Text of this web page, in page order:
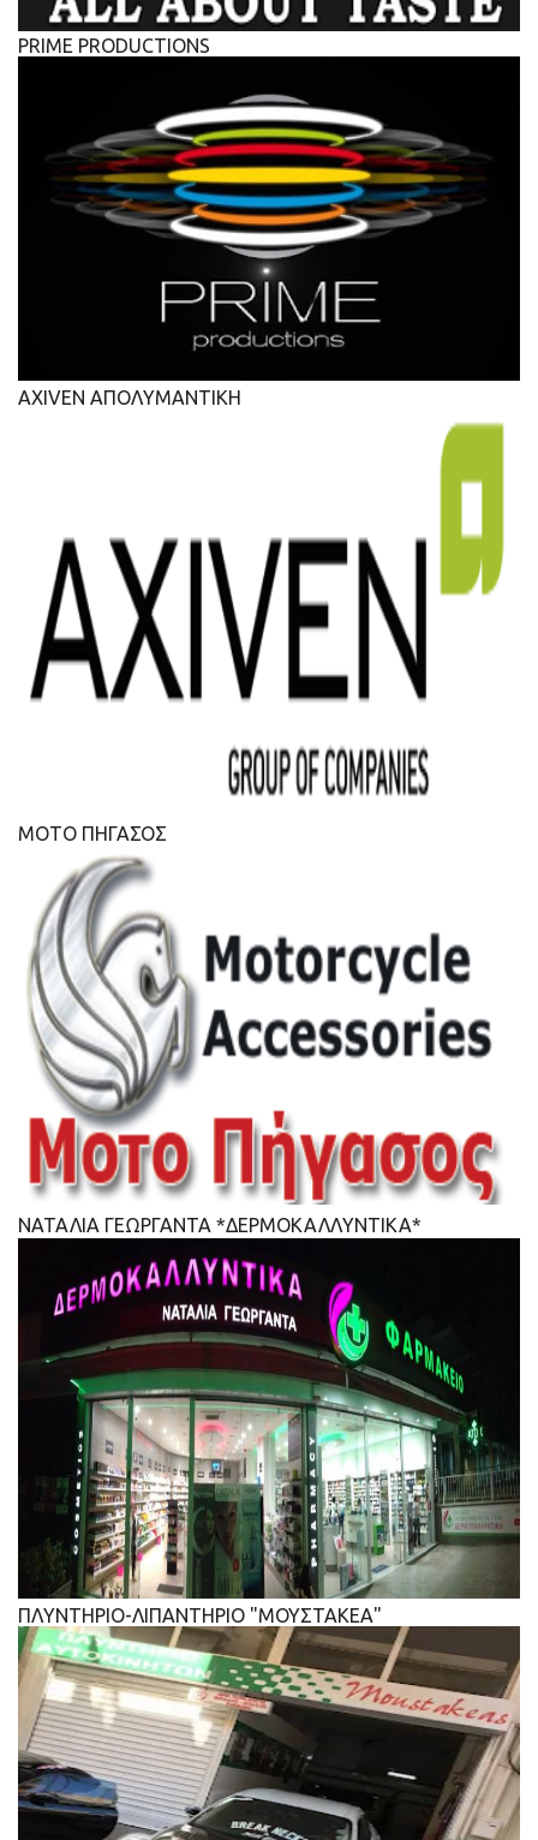
PRIME PRODUCTIONS
AXIVEN ΑΠΟΛΥΜΑΝΤΙΚΗ
ΜΟΤΟ ΠΗΓΑΣΟΣ
ΝΑΤΑΛΙΑ ΓΕΩΡΓΑΝΤΑ *ΔΕΡΜΟΚΑΛΛΥΝΤΙΚΑ*
ΠΛΥΝΤΗΡΙΟ-ΛΙΠΑΝΤΗΡΙΟ "ΜΟΥΣΤΑΚΕΑ"